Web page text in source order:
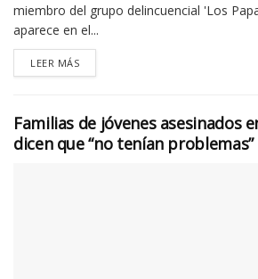
miembro del grupo delincuencial 'Los
aparece en el...
LEER MÁS
Familias de jóvenes asesinados
dicen que “no tenían problemas”